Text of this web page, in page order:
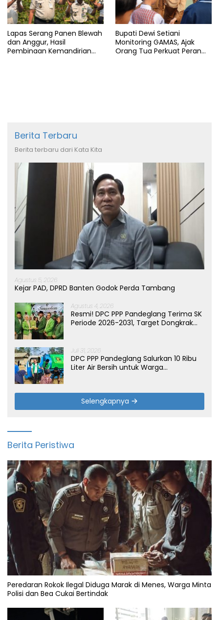
Lapas Serang Panen Blewah
dan Anggur, Hasil
Pembinaan Kemandirian
Bupati Dewi Setiani
Monitoring GAMAS, Ajak
Orang Tua Perkuat Peran
Berita Terbaru
Berita terbaru dari Kata Kita
Agustus 5, 2026
Kejar PAD, DPRD Banten Godok Perda Tambang
Agustus 4, 2026
Resmi! DPC PPP Pandeglang Terima SK
Periode 2026-2031, Target Dongkrak
Juli 31, 2026
DPC PPP Pandeglang Salurkan 10 Ribu
Liter Air Bersih untuk Warga
Selengkapnya
Berita Peristiwa
Peredaran Rokok Ilegal Diduga Marak di Menes, Warga Minta
Polisi dan Bea Cukai Bertindak